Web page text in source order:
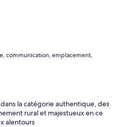
communication, emplacement,
la catégorie authentique, des
rural et majestueux en ce
alentours